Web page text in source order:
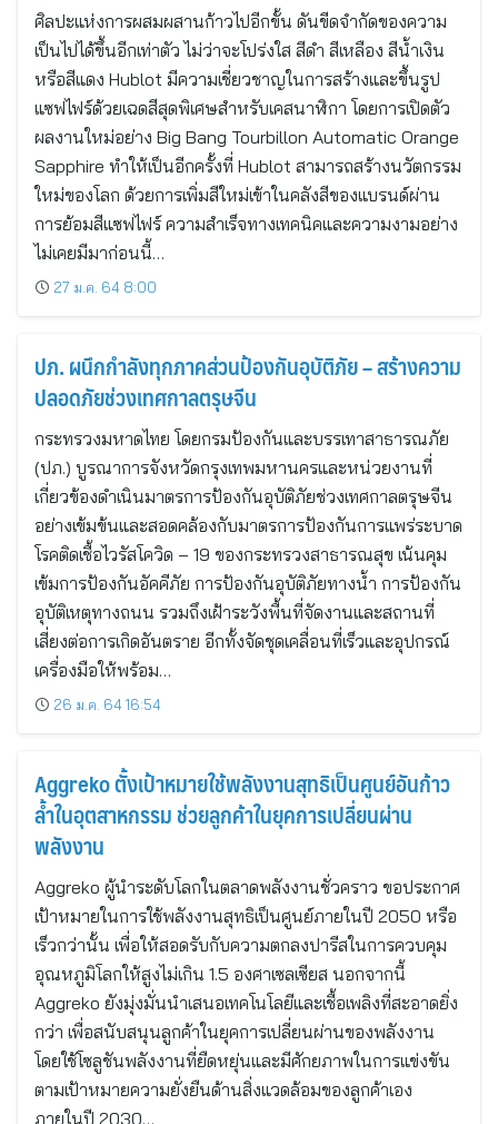
ศิลปะแห่งการผสมผสานก้าวไปอีกขั้น ดันขีดจำกัดของความ
เป็นไปได้ขึ้นอีกเท่าตัว ไม่ว่าจะโปร่งใส สีดำ สีเหลือง สีน้ำเงิน
หรือสีแดง Hublot มีความเชี่ยวชาญในการสร้างและขึ้นรูป
แซฟไฟร์ด้วยเฉดสีสุดพิเศษสำหรับเคสนาฬิกา โดยการเปิดตัว
ผลงานใหม่อย่าง Big Bang Tourbillon Automatic Orange
Sapphire ทำให้เป็นอีกครั้งที่ Hublot สามารถสร้างนวัตกรรม
ใหม่ของโลก ด้วยการเพิ่มสีใหม่เข้าในคลังสีของแบรนด์ผ่าน
การย้อมสีแซฟไฟร์ ความสำเร็จทางเทคนิคและความงามอย่าง
ไม่เคยมีมาก่อนนี้…
27 ม.ค. 64 8:00
ปภ. ผนึกกำลังทุกภาคส่วนป้องกันอุบัติภัย – สร้างความ
ปลอดภัยช่วงเทศกาลตรุษจีน
กระทรวงมหาดไทย โดยกรมป้องกันและบรรเทาสาธารณภัย
(ปภ.) บูรณาการจังหวัดกรุงเทพมหานครและหน่วยงานที่
เกี่ยวข้องดำเนินมาตรการป้องกันอุบัติภัยช่วงเทศกาลตรุษจีน
อย่างเข้มข้นและสอดคล้องกับมาตรการป้องกันการแพร่ระบาด
โรคติดเชื้อไวรัสโควิด – 19 ของกระทรวงสาธารณสุข เน้นคุม
เข้มการป้องกันอัคคีภัย การป้องกันอุบัติภัยทางน้ำ การป้องกัน
อุบัติเหตุทางถนน รวมถึงเฝ้าระวังพื้นที่จัดงานและสถานที่
เสี่ยงต่อการเกิดอันตราย อีกทั้งจัดชุดเคลื่อนที่เร็วและอุปกรณ์
เครื่องมือให้พร้อม…
26 ม.ค. 64 16:54
Aggreko ตั้งเป้าหมายใช้พลังงานสุทธิเป็นศูนย์อันก้าว
ล้ำในอุตสาหกรรม ช่วยลูกค้าในยุคการเปลี่ยนผ่าน
พลังงาน
Aggreko ผู้นำระดับโลกในตลาดพลังงานชั่วคราว ขอประกาศ
เป้าหมายในการใช้พลังงานสุทธิเป็นศูนย์ภายในปี 2050 หรือ
เร็วกว่านั้น เพื่อให้สอดรับกับความตกลงปารีสในการควบคุม
อุณหภูมิโลกให้สูงไม่เกิน 1.5 องศาเซลเซียส นอกจากนี้
Aggreko ยังมุ่งมั่นนำเสนอเทคโนโลยีและเชื้อเพลิงที่สะอาดยิ่ง
กว่า เพื่อสนับสนุนลูกค้าในยุคการเปลี่ยนผ่านของพลังงาน
โดยใช้โซลูชันพลังงานที่ยืดหยุ่นและมีศักยภาพในการแข่งขัน
ตามเป้าหมายความยั่งยืนด้านสิ่งแวดล้อมของลูกค้าเอง
ภายในปี 2030…